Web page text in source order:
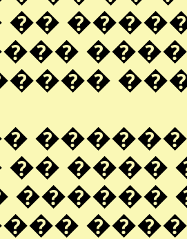
������
�� ����
������